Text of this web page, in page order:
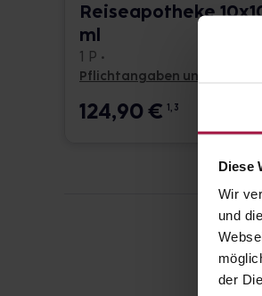
Diese
Wir
und
der
Reiseapotheke
ml
1 P •
Pflichtangaben und Details
124,90€ 1, 3